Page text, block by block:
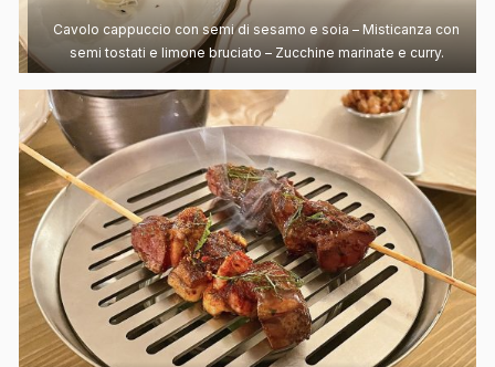
Cavolo cappuccio con semi di sesamo e soia – Misticanza con
semi tostati e limone bruciato – Zucchine marinate e curry.